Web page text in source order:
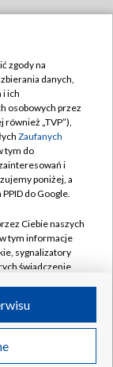
zgody na
danych,
i ich
osobowych przez
również „TVP”),
Zaufanych
tym do
i
poniżej, a
do Google.
Ciebie naszych
tym informacje
sygnalizatory
świadczenie
Ciebie
identyfikatory